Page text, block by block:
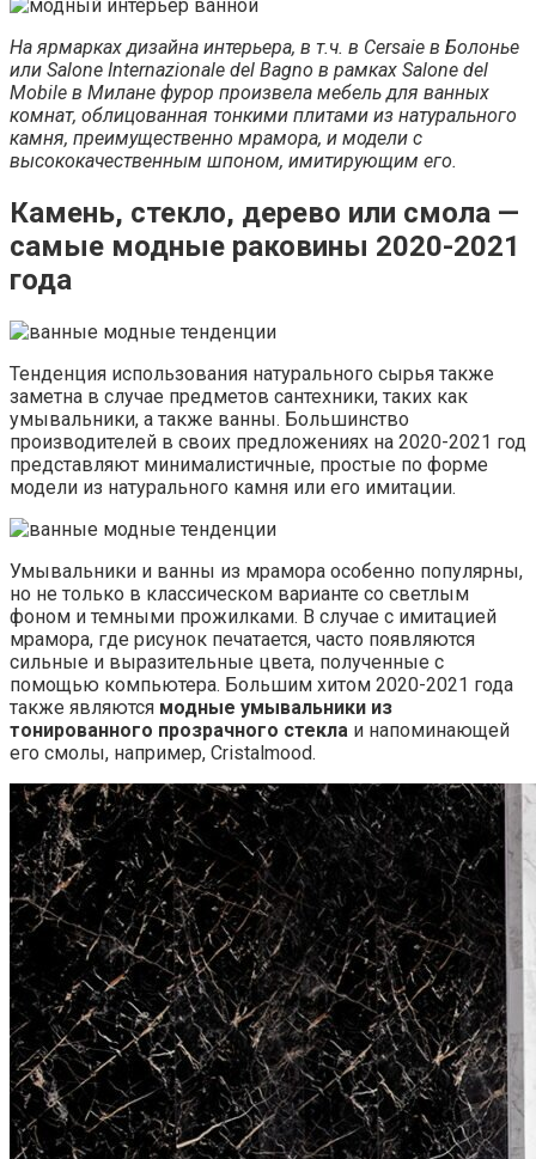
На ярмарках дизайна интерьера, в т.ч. в Cersaie в Болонье
или Salone Internazionale del Bagno в рамках Salone del
Mobile в Милане фурор произвела мебель для ванных
комнат, облицованная тонкими плитами из натурального
камня, преимущественно мрамора, и модели с
высококачественным шпоном, имитирующим его.
Камень, стекло, дерево или смола —
самые модные раковины 2020-2021
года
Тенденция использования натурального сырья также
заметна в случае предметов сантехники, таких как
умывальники, а также ванны. Большинство
производителей в своих предложениях на 2020-2021 год
представляют минималистичные, простые по форме
модели из натурального камня или его имитации.
Умывальники и ванны из мрамора особенно популярны,
но не только в классическом варианте со светлым
фоном и темными прожилками. В случае с имитацией
мрамора, где рисунок печатается, часто появляются
сильные и выразительные цвета, полученные с
помощью компьютера. Большим хитом 2020-2021 года
также являются модные умывальники из
тонированного прозрачного стекла и напоминающей
его смолы, например, Cristalmood.